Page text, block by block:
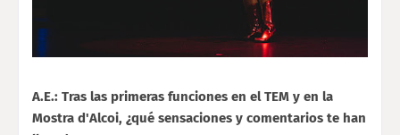
A.E.: Tras las primeras funciones en el TEM y en la
Mostra d'Alcoi, ¿qué sensaciones y comentarios te han